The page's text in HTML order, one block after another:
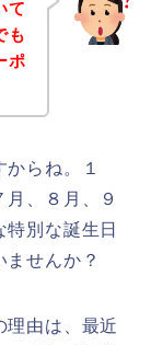
て
も
ポ
らね。１
、８月、９
別な誕生日
せんか？
理由は、最近